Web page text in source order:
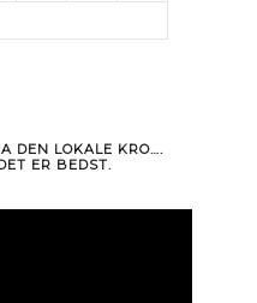
DEN LOKALE KRO….
ER BEDST.